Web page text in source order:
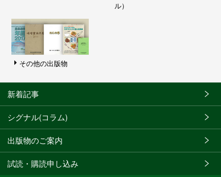
ル）
その他の出版物
新着記事
シグナル(コラム)
出版物のご案内
試読・購読申し込み